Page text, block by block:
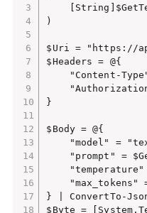
)
$Uri = "https://
$Headers = @{
"Content-
}
$Body = @{
"model" =
"prompt" =
"temperature"
"max_tokens"
} | ConvertTo-
$Byte =